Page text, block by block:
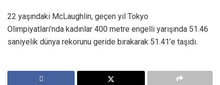
22 yaşındaki McLaughlin, geçen yıl Tokyo
Olimpiyatları’nda kadınlar 400 metre engelli yarışında 51.46
saniyelik dünya rekorunu geride bırakarak 51.41’e taşıdı.